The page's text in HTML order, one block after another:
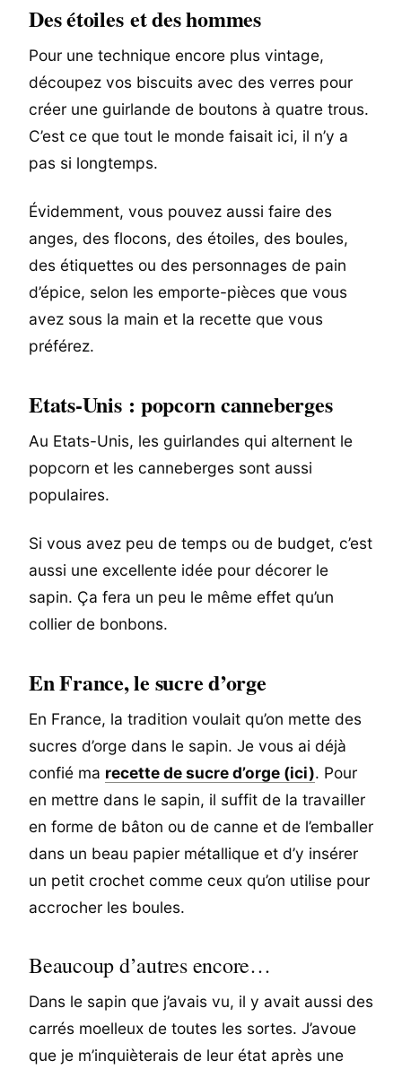
Des étoiles et des hommes
Pour une technique encore plus vintage,
découpez vos biscuits avec des verres pour
créer une guirlande de boutons à quatre trous.
C’est ce que tout le monde faisait ici, il n’y a
pas si longtemps.
Évidemment, vous pouvez aussi faire des
anges, des flocons, des étoiles, des boules,
des étiquettes ou des personnages de pain
d’épice, selon les emporte-pièces que vous
avez sous la main et la recette que vous
préférez.
Etats-Unis : popcorn canneberges
Au Etats-Unis, les guirlandes qui alternent le
popcorn et les canneberges sont aussi
populaires.
Si vous avez peu de temps ou de budget, c’est
aussi une excellente idée pour décorer le
sapin. Ça fera un peu le même effet qu’un
collier de bonbons.
En France, le sucre d’orge
En France, la tradition voulait qu’on mette des
sucres d’orge dans le sapin. Je vous ai déjà
confié ma recette de sucre d’orge (ici). Pour
en mettre dans le sapin, il suffit de la travailler
en forme de bâton ou de canne et de l’emballer
dans un beau papier métallique et d’y insérer
un petit crochet comme ceux qu’on utilise pour
accrocher les boules.
Beaucoup d’autres encore…
Dans le sapin que j’avais vu, il y avait aussi des
carrés moelleux de toutes les sortes. J’avoue
que je m’inquièterais de leur état après une